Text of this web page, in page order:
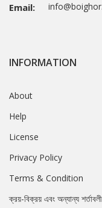
Email:
INFORMATION
About
Help
License
Privacy Policy
Terms & Condition
ক্রয়-বিক্রয় এবং অন্যান্য শর্তাবলী